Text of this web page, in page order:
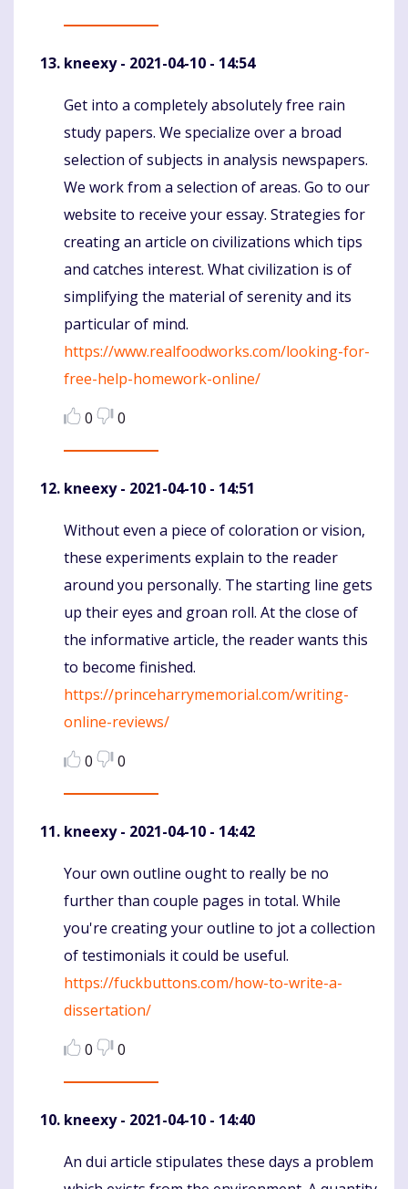
kneexy- 2021-04-10 - 14:54
Komentaras
Get into a completely absolutely free rain
study papers. We specialize over a broad
selection of subjects in analysis newspapers.
We work from a selection of areas. Go to our
website to receive your essay. Strategies for
creating an article on civilizations which tips
and catches interest. What civilization is of
simplifying the material of serenity and its
particular of mind.
https://www.realfoodworks.com/looking-for-
free-help-homework-online/
0
0
kneexy- 2021-04-10 - 14:51
Komentaras
Without even a piece of coloration or vision,
these experiments explain to the reader
around you personally. The starting line gets
up their eyes and groan roll. At the close of
the informative article, the reader wants this
to become finished.
https://princeharrymemorial.com/writing-
online-reviews/
0
0
kneexy- 2021-04-10 - 14:42
Komentaras
Your own outline ought to really be no
further than couple pages in total. While
you're creating your outline to jot a collection
of testimonials it could be useful.
https://fuckbuttons.com/how-to-write-a-
dissertation/
0
0
kneexy- 2021-04-10 - 14:40
Komentaras
An dui article stipulates these days a problem